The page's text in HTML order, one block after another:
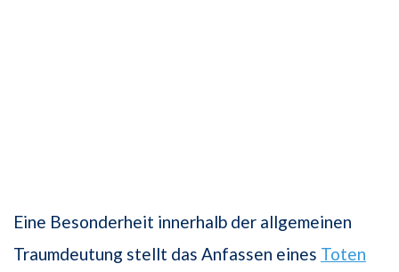
Eine Besonderheit innerhalb der allgemeinen
Traumdeutung stellt das Anfassen eines Toten